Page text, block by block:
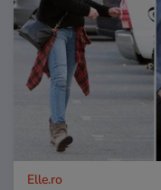
Elle.ro